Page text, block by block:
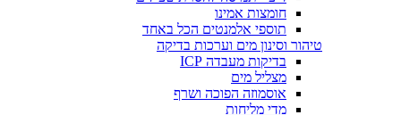
חומצות אמינו
תוספי אלמנטים הכל באחד
טיהור וסינון מים וערכות בדיקה
בדיקות מעבדה ICP
מצליל מים
אוסמוזה הפוכה ושרף
מדי מליחות